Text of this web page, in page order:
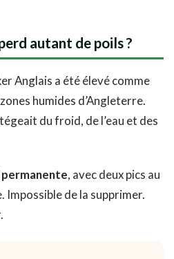
autant de poils ?
Anglais a été élevé comme
humides d’Angleterre.
du froid, de l’eau et des
permanente, avec deux pics au
Impossible de la supprimer.